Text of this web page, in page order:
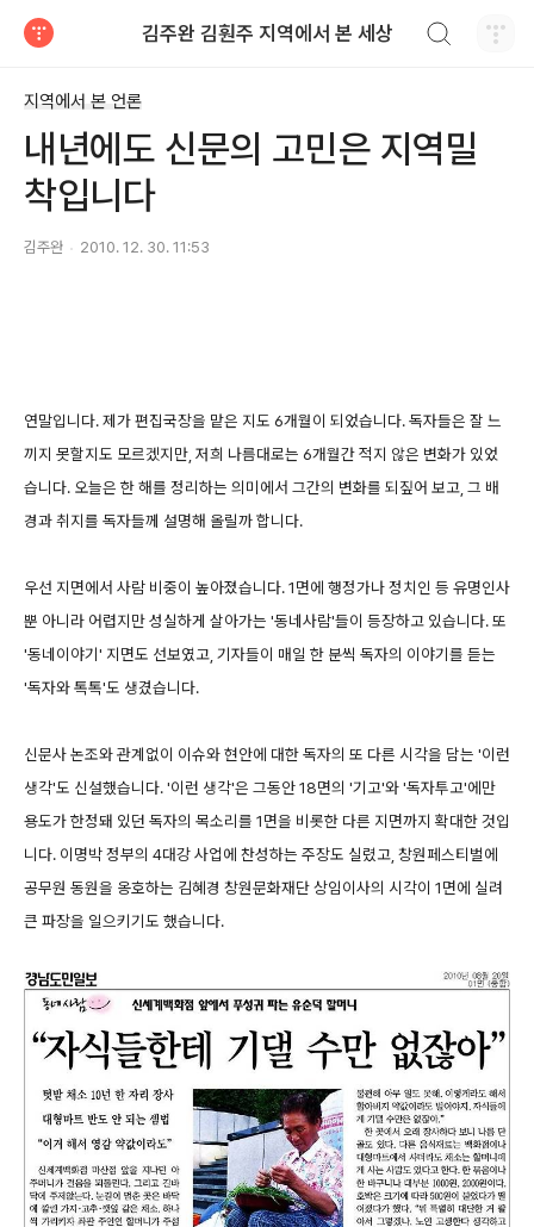
김주완 김훤주 지역에서 본 세상
지역에서 본 언론
내년에도 신문의 고민은 지역밀
착입니다
김주완 2010. 12. 30. 11:53
연말입니다. 제가 편집국장을 맡은 지도 6개월이 되었습니다. 독자들은 잘 느
끼지 못할지도 모르겠지만, 저희 나름대로는 6개월간 적지 않은 변화가 있었
습니다. 오늘은 한 해를 정리하는 의미에서 그간의 변화를 되짚어 보고, 그 배
경과 취지를 독자들께 설명해 올릴까 합니다.
우선 지면에서 사람 비중이 높아졌습니다. 1면에 행정가나 정치인 등 유명인사
뿐 아니라 어렵지만 성실하게 살아가는 '동네사람'들이 등장하고 있습니다. 또
'동네이야기' 지면도 선보였고, 기자들이 매일 한 분씩 독자의 이야기를 듣는
'독자와 톡톡'도 생겼습니다.
신문사 논조와 관계없이 이슈와 현안에 대한 독자의 또 다른 시각을 담는 '이런
생각'도 신설했습니다. '이런 생각'은 그동안 18면의 '기고'와 '독자투고'에만
용도가 한정돼 있던 독자의 목소리를 1면을 비롯한 다른 지면까지 확대한 것입
니다. 이명박 정부의 4대강 사업에 찬성하는 주장도 실렸고, 창원페스티벌에
공무원 동원을 옹호하는 김혜경 창원문화재단 상임이사의 시각이 1면에 실려
큰 파장을 일으키기도 했습니다.